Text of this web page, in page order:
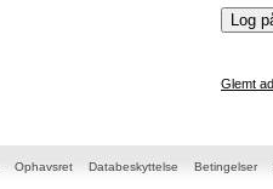
Glemt
Ophavsret Databeskyttelse Betingelser